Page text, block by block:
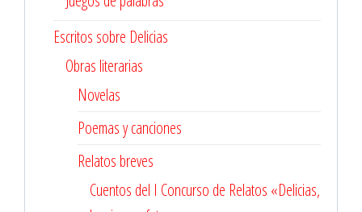
Escritos sobre Delicias
Obras literarias
Novelas
Poemas y canciones
Relatos breves
Cuentos del I Concurso de Relatos «Delicias,